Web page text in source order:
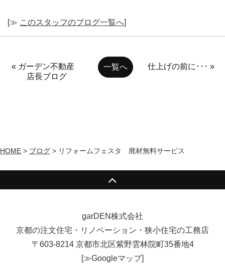
[≫ このスタッフのブログ一覧へ]
« ガーデン不動産
店長ブログ
一覧へ 仕上げの前に･･･ »
HOME > ブログ > リフォームフェスタ 廃材無料サービス
garDEN株式会社
京都の注文住宅・リノベーション・狭小住宅の工務店
〒603-8214 京都市北区紫野雲林院町35番地4
[≫Googleマップ]